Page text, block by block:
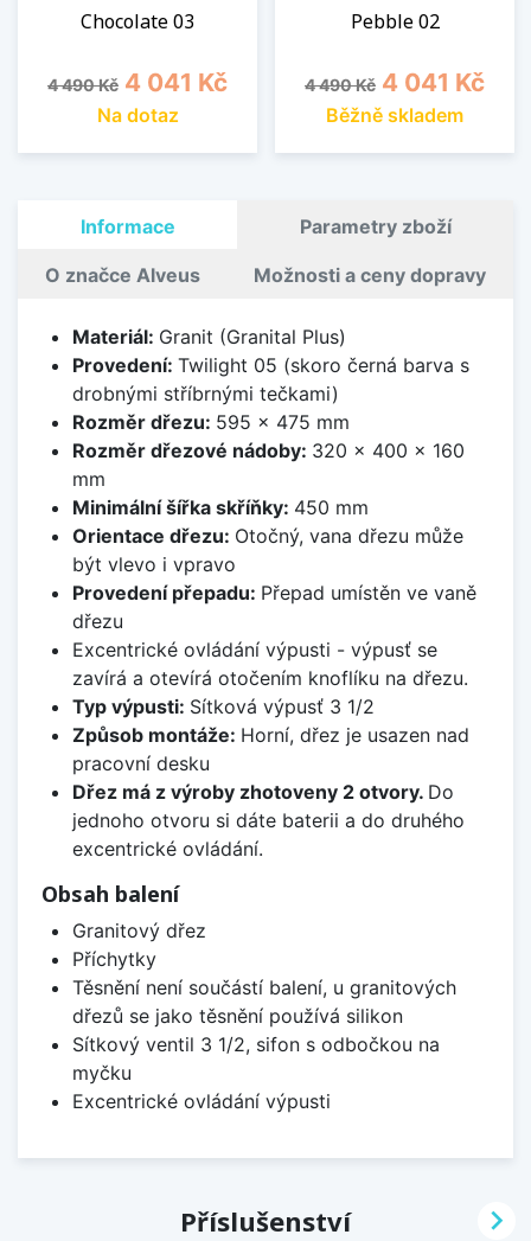
Chocolate 03
Běžná cena
4 490 Kč Cena
4 041 Kč
Na dotaz
Pebble 02
Běžná cena
4 490 Kč Cena
4 041 Kč
Běžně skladem
Informace Parametry zboží
O značce Alveus Možnosti a ceny dopravy
Materiál: Granit (Granital Plus)
Provedení: Twilight 05 (skoro černá barva s
drobnými stříbrnými tečkami)
Rozměr dřezu: 595 x 475 mm
Rozměr dřezové nádoby: 320 x 400 x 160
mm
Minimální šířka skříňky: 450 mm
Orientace dřezu: Otočný, vana dřezu může
být vlevo i vpravo
Provedení přepadu: Přepad umístěn ve vaně
dřezu
Excentrické ovládání výpusti - výpusť se
zavírá a otevírá otočením knoflíku na dřezu.
Typ výpusti: Sítková výpusť 3 1/2
Způsob montáže: Horní, dřez je usazen nad
pracovní desku
Dřez má z výroby zhotoveny 2 otvory. Do
jednoho otvoru si dáte baterii a do druhého
excentrické ovládání.
Obsah balení
Granitový dřez
Příchytky
Těsnění není součástí balení, u granitových
dřezů se jako těsnění používá silikon
Sítkový ventil 3 1/2, sifon s odbočkou na
myčku
Excentrické ovládání výpusti
Příslušenství 